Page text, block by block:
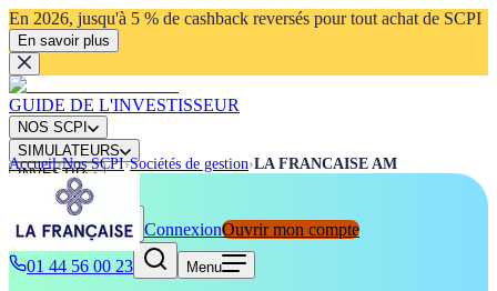
En 2026, jusqu'à 5 % de cashback reversés pour tout achat de SCPI
En savoir plus
GUIDE DE L'INVESTISSEUR
NOS SCPI
SIMULATEURS
INVESTIR
ACTUALITÉS
Rechercher⌘K ConnexionOuvrir mon compte
01 44 56 00 23
Menu
Accueil›Nos SCPI›Sociétés de gestion›LA FRANCAISE AM